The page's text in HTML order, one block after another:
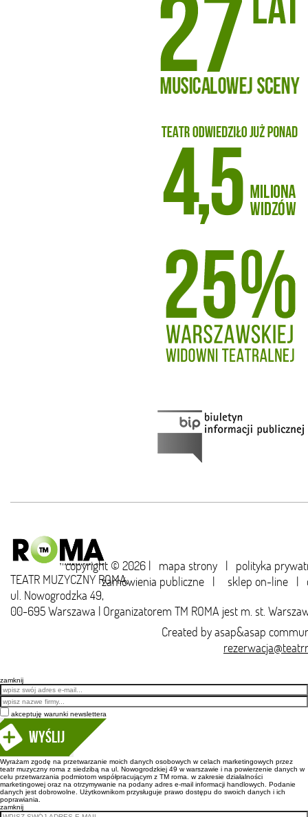
copyright © 2026 | mapa strony | polityka
zamówienia publiczne | sklep on-line |
TEATR MUZYCZNY ROMA,
ul. Nowogrodzka 49,
00-695 Warszawa | Organizatorem TM ROMA jest m. st.
Created byasap&asap
zamknij
Email
akceptuję warunki newslettera
Wyślij
Wyrażam zgodę na przetwarzanie moich danych osobowych w celach marketingowych przez
teatr muzyczny roma z siedzibą na ul. Nowogrodzkiej 49 w warszawie i na powierzenie danych w
celu przetwarzania podmiotom współpracującym z TM roma. w zakresie działalności
marketingowej oraz na otrzymywanie na podany adres e-mail informacji handlowych. Podanie
danych jest dobrowolne. Użytkownikom przysługuje prawo dostępu do swoich danych i ich
poprawiania.
zamknij